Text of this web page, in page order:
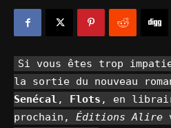
Si vous êtes trop
la sortie du nouveau
Senécal , Flots , en
prochain, Éditions Alire